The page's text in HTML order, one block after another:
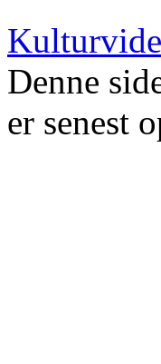
Denne
er senest